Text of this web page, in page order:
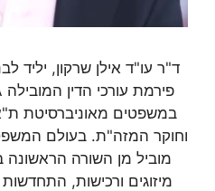
ד"ר עו"ד אילן שרקון, יליד
וחוקר המזה"ת. בעולם
מוביל מן השורה הראשונה
מיזוגים ורכישות, התחדשות